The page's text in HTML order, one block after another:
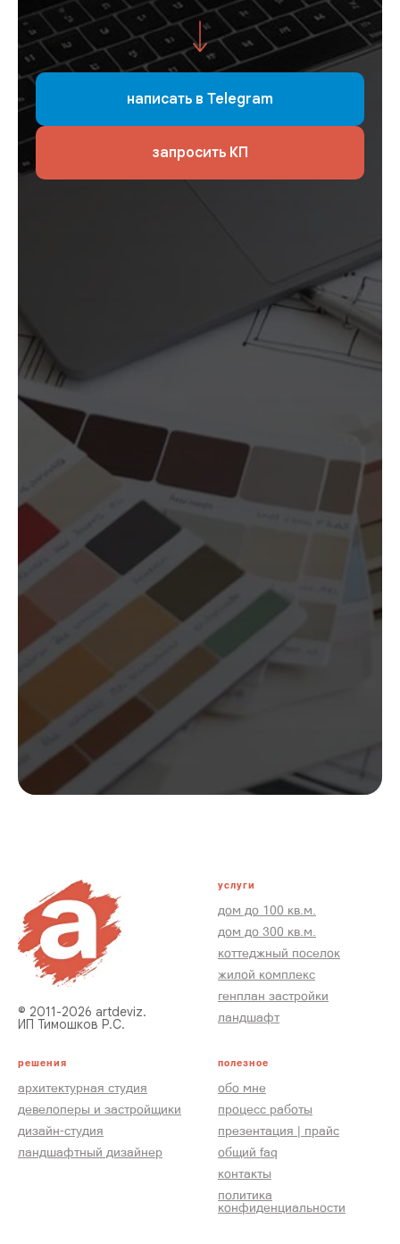
написать в Telegram
запросить КП
© 2011-2026 artdeviz.
ИП Тимошков Р.С.
услуги
дом до 100 кв.м.
дом до 300 кв.м.
коттеджный поселок
жилой комплекс
генплан застройки
ландшафт
решения
архитектурная студия
девелоперы и застройщики
дизайн-студия
ландшафтный дизайнер
полезное
обо мне
процесс работы
презентация | прайс
общий faq
контакты
политика
конфиденциальности